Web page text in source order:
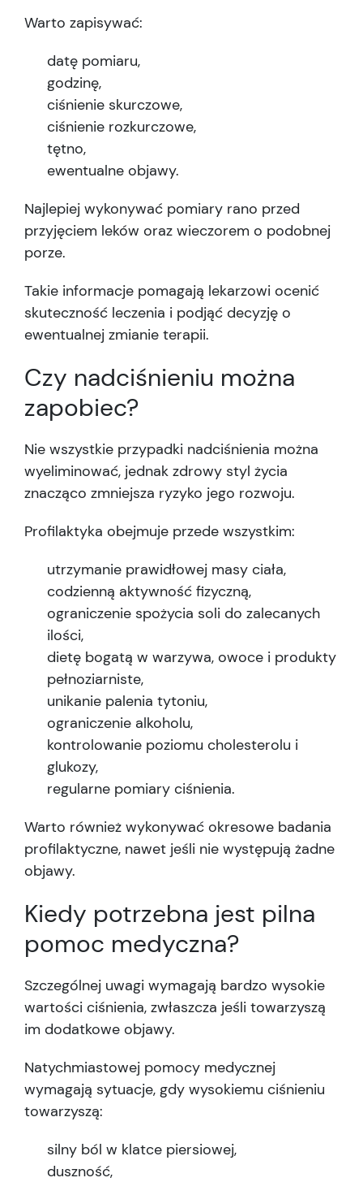
Warto zapisywać:
datę pomiaru,
godzinę,
ciśnienie skurczowe,
ciśnienie rozkurczowe,
tętno,
ewentualne objawy.
Najlepiej wykonywać pomiary rano przed
przyjęciem leków oraz wieczorem o podobnej
porze.
Takie informacje pomagają lekarzowi ocenić
skuteczność leczenia i podjąć decyzję o
ewentualnej zmianie terapii.
Czy nadciśnieniu można
zapobiec?
Nie wszystkie przypadki nadciśnienia można
wyeliminować, jednak zdrowy styl życia
znacząco zmniejsza ryzyko jego rozwoju.
Profilaktyka obejmuje przede wszystkim:
utrzymanie prawidłowej masy ciała,
codzienną aktywność fizyczną,
ograniczenie spożycia soli do zalecanych
ilości,
dietę bogatą w warzywa, owoce i produkty
pełnoziarniste,
unikanie palenia tytoniu,
ograniczenie alkoholu,
kontrolowanie poziomu cholesterolu i
glukozy,
regularne pomiary ciśnienia.
Warto również wykonywać okresowe badania
profilaktyczne, nawet jeśli nie występują żadne
objawy.
Kiedy potrzebna jest pilna
pomoc medyczna?
Szczególnej uwagi wymagają bardzo wysokie
wartości ciśnienia, zwłaszcza jeśli towarzyszą
im dodatkowe objawy.
Natychmiastowej pomocy medycznej
wymagają sytuacje, gdy wysokiemu ciśnieniu
towarzyszą:
silny ból w klatce piersiowej,
duszność,